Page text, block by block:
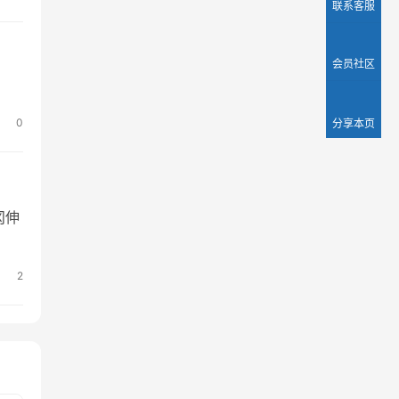
0
伸
2
联系客服
会员社区
分享本页